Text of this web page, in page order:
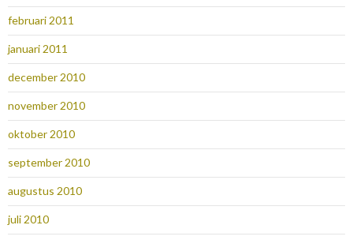
februari 2011
januari 2011
december 2010
november 2010
oktober 2010
september 2010
augustus 2010
juli 2010